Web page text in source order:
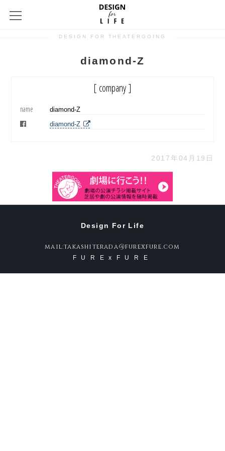
DESIGN FOR THEATERGOING
diamond-Z
[ company ]
name diamond-Z
diamond-Z
2017年04月19日
Design For Life
mail:takashiterada@furexfure.com
FURExFURE